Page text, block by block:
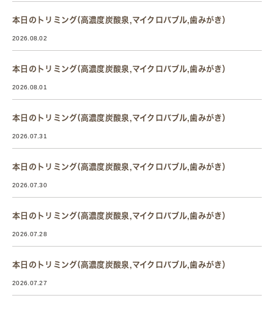
本日のトリミング(高濃度炭酸泉,マイクロバブル,歯みがき）
2026.08.02
本日のトリミング(高濃度炭酸泉,マイクロバブル,歯みがき）
2026.08.01
本日のトリミング(高濃度炭酸泉,マイクロバブル,歯みがき）
2026.07.31
本日のトリミング(高濃度炭酸泉,マイクロバブル,歯みがき）
2026.07.30
本日のトリミング(高濃度炭酸泉,マイクロバブル,歯みがき）
2026.07.28
本日のトリミング(高濃度炭酸泉,マイクロバブル,歯みがき）
2026.07.27